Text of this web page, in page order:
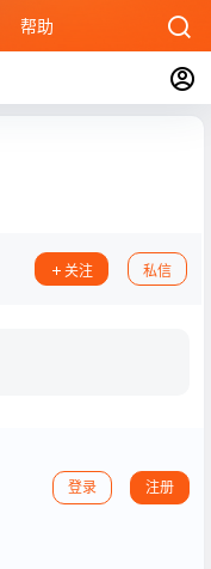
帮助
关注 私信
登录 注册